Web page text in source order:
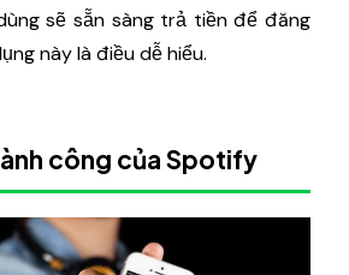
sẽ sẵn sàng trả tiền để đăng
này là điều dễ hiểu.
công của Spotify